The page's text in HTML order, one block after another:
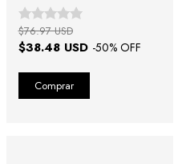
$38.48 USD -50% OFF
$76.97 USD